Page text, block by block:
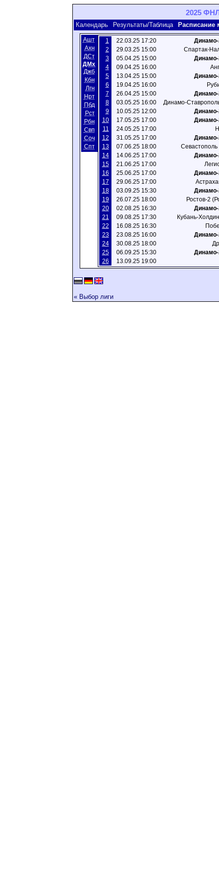
2025
Календарь Результаты/Таблица
Ашт
Ахн
ДСт
ДМх
Джб
Кбн
Лгн
Нрт
Пбд
Рст
Рбн
Свп
Соч
Спт
1 22.03.25 17:20
2
29.03.25 15:00
Спартак-
3
05.04.25 15:00
4
09.04.25 16:00
5
13.04.25 15:00
6
19.04.25 16:00
7
26.04.25 15:00
8
03.05.25 16:00
Динамо-
9
10.05.25 12:00
10
17.05.25 17:00
11
24.05.25 17:00
12
31.05.25 17:00
13
07.06.25 18:00
14
14.06.25 17:00
15
21.06.25 17:00
16
25.06.25 17:00
17
29.06.25 17:00
18
03.09.25 15:30
19
26.07.25 18:00
Ростов-2
20
02.08.25 16:30
21
09.08.25 17:30
Кубань-
22
16.08.25 16:30
23
23.08.25 16:00
24
30.08.25 18:00
25
06.09.25 15:30
26
13.09.25 19:00
« Выбор лиги